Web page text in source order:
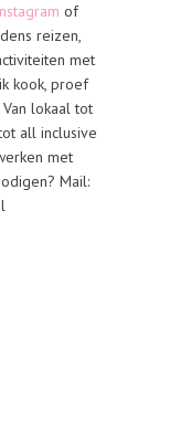
of
reizen,
met
kook, proef
lokaal tot
all inclusive
met
Mail: